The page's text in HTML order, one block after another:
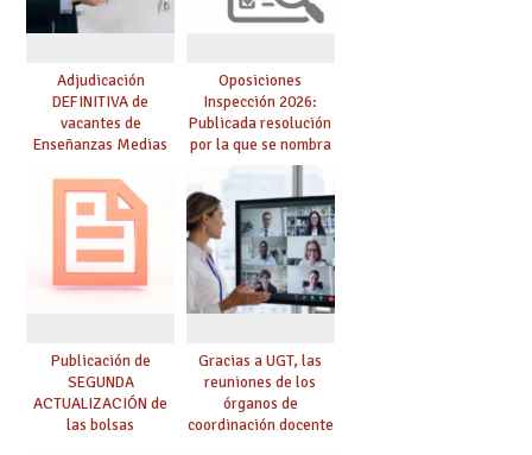
Adjudicación
DEFINITIVA de
vacantes de
Enseñanzas Medias
Oposiciones
Inspección 2026:
Publicada resolución
por la que se nombra
funcionarios/as en
prácticas, se regulan
dichas prácticas y se
convoca acto público
de adjudicación
Publicación de
SEGUNDA
ACTUALIZACIÓN de
las bolsas
Gracias a UGT, las
reuniones de los
órganos de
coordinación docente